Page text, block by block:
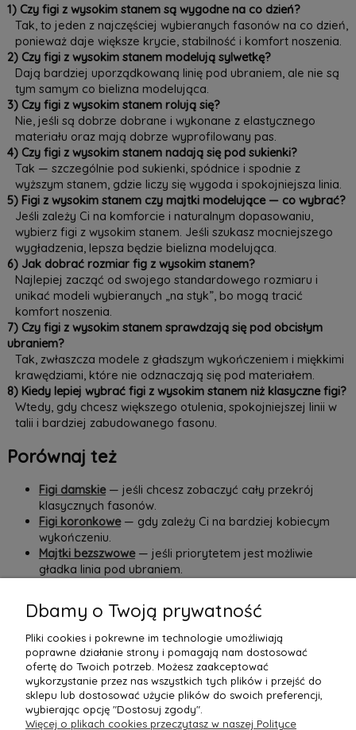
1) Czy figi z wysokim stanem są wygodne na co dzień?
Tak, to jeden z najczęściej wybieranych fasonów na co dzień,
ponieważ daje większe krycie, stabilność i komfort noszenia.
2) Czy figi z wysokim stanem modelują sylwetkę?
Dają bardziej uporządkowaną linię pod ubraniem, ale nie są
tym samym co bielizna modelująca.
3) Czy figi z wysokim stanem rolują się?
Nie, jeśli są dobrze dobrane i wykonane z elastycznego
materiału oraz mają dobrze wyprofilowany pas.
4) Czy figi z wysokim stanem nadają się pod sukienki?
Tak — szczególnie pod sukienki, spódnice i spodnie z
wyższym stanem, gdzie liczy się wygoda i spokojniejsza linia.
5) Figi z wysokim stanem czy majtki modelujące — co wybrać?
Jeśli zależy Ci na komforcie i naturalnym dopasowaniu,
wybierz figi z wysokim stanem. Jeśli szukasz mocniejszego
wygładzenia, lepsza będzie bielizna modelująca.
6) Jak dobrać rozmiar fig z wysokim stanem?
Najlepiej zacząć od swojego standardowego rozmiaru i
unikać modeli wybieranych „na styk”, bo mogą tracić
komfort noszenia.
7) Czy figi z wysokim stanem sprawdzają się pod obcisłym
ubraniem?
Tak, zwłaszcza modele z gładszym wykończeniem i miękkimi
krawędziami, które nie odznaczają się pod materiałem.
8) Kiedy lepiej wybrać figi z wysokim stanem niż klasyczne figi?
Wtedy, gdy chcesz większego otulenia, spokojniejszej linii w
talii i bardziej zabudowanego fasonu.
Porównaj też
Figi damskie— jeśli chcesz zobaczyć cały przekrój
klasycznych fasonów.
Figi koronkowe— gdy zależy Ci na bardziej kobiecym
wykończeniu.
Majtki bezszwowe— jeśli priorytetem jest możliwie
gładka linia pod ubraniem.
efektu wygładzenia niż w klasycznych figach z wysokim
stanem.
by Annfigi z wysokim stanem łączą komfort, dopracowany
krój i wygodę, którą naprawdę czuć w codziennym noszeniu.
Dbamy o Twoją prywatność
Pliki cookies i pokrewne im technologie umożliwiają
poprawne działanie strony i pomagają nam dostosować
ofertę do Twoich potrzeb. Możesz zaakceptować
wykorzystanie przez nas wszystkich tych plików i przejść do
sklepu lub dostosować użycie plików do swoich preferencji,
wybierając opcję "Dostosuj zgody".
Więcej o plikach cookies przeczytasz w naszej Polityce